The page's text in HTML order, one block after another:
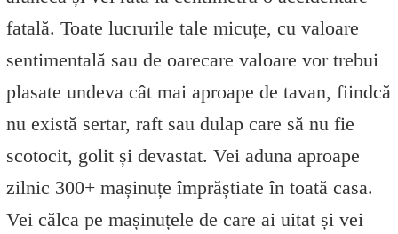
fatală. Toate lucrurile tale micuțe, cu valoare
sentimentală sau de oarecare valoare vor trebui
plasate undeva cât mai aproape de tavan, fiindcă
nu există sertar, raft sau dulap care să nu fie
scotocit, golit și devastat. Vei aduna aproape
zilnic 300+ mașinuțe împrăștiate în toată casa.
Vei călca pe mașinuțele de care ai uitat și vei